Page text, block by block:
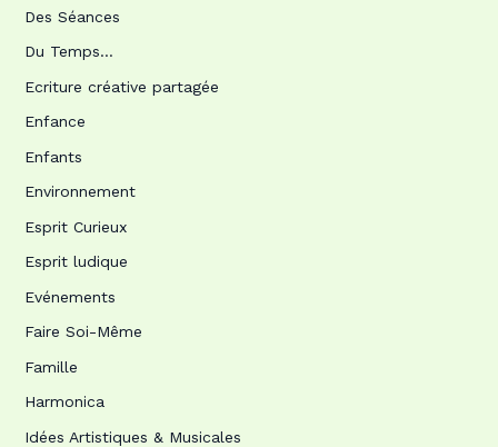
Des Séances
Du Temps…
Ecriture créative partagée
Enfance
Enfants
Environnement
Esprit Curieux
Esprit ludique
Evénements
Faire Soi-Même
Famille
Harmonica
Idées Artistiques & Musicales